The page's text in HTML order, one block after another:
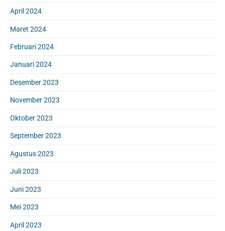
April 2024
Maret 2024
Februari 2024
Januari 2024
Desember 2023
November 2023
Oktober 2023
September 2023
Agustus 2023
Juli 2023
Juni 2023
Mei 2023
April 2023